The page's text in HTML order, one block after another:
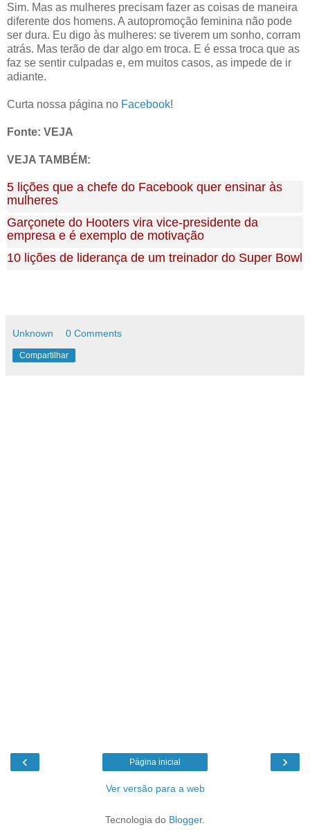
Sim. Mas as mulheres precisam fazer as coisas de maneira
diferente dos homens. A autopromoção feminina não pode
ser dura. Eu digo às mulheres: se tiverem um sonho, corram
atrás. Mas terão de dar algo em troca. E é essa troca que as
faz se sentir culpadas e, em muitos casos, as impede de ir
adiante.
Curta nossa página no Facebook!
Fonte: VEJA
VEJA TAMBÉM:
5 lições que a chefe do Facebook quer ensinar às
mulheres
Garçonete do Hooters vira vice-presidente da
empresa e é exemplo de motivação
10 lições de liderança de um treinador do Super Bowl
Unknown 0 Comments
Compartilhar
‹ ›
Página inicial
Ver versão para a web
Tecnologia do Blogger.